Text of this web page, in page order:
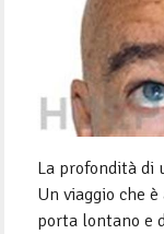
La profondità di
Un viaggio che
porta lontano e